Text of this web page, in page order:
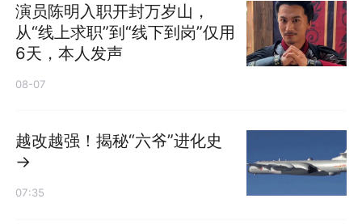
演员陈明入职开封万岁山，
从“线上求职”到“线下到岗”仅用
6天，本人发声
08-07
越改越强！揭秘“六爷”进化史
→
07:35